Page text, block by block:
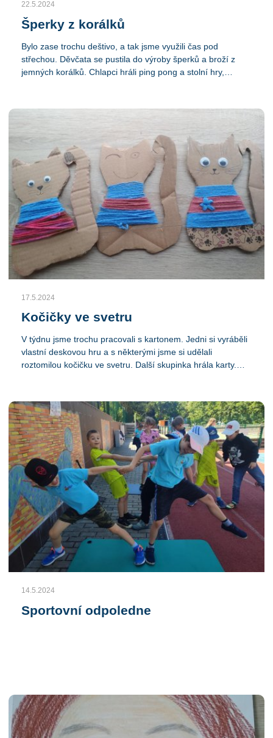
22.5.2024
Šperky z korálků
Bylo zase trochu deštivo, a tak jsme využili čas pod
střechou. Děvčata se pustila do výroby šperků a broží z
jemných korálků. Chlapci hráli ping pong a stolní hry,
klavír a kytaru, bylo nás trochu míň, ale byl to poklidný den.
17.5.2024
Kočičky ve svetru
V týdnu jsme trochu pracovali s kartonem. Jedni si vyráběli
vlastní deskovou hru a s některými jsme si udělali
roztomilou kočičku ve svetru. Další skupinka hrála karty.
Trpaslík nadchnula pěknou skupinku, sedmkrát nechytíš a
jsi trpaslík. Zase se projevil různý přístup chlapců a děvčat,
ta hrála spíš na jstotu a ohleduplně ke druhým, chlapci se
soutěživostí sobě vlastní, spíše na sílu a rychlost,
potrénovaly tak obě skupinky.
14.5.2024
Sportovní odpoledne